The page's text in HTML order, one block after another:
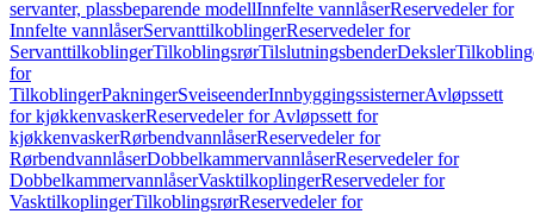
servanter, plassbeparende modellInnfelte vannlåserReservedeler for
Innfelte vannlåserServanttilkoblingerReservedeler for
ServanttilkoblingerTilkoblingsrørTilslutningsbenderDeksler
for
TilkoblingerPakningerSveiseenderInnbyggingssisternerAvløpssett
for kjøkkenvaskerReservedeler for Avløpssett for
kjøkkenvaskerRørbendvannlåserReservedeler for
RørbendvannlåserDobbelkammervannlåserReservedeler for
DobbelkammervannlåserVasktilkoplingerReservedeler for
VasktilkoplingerTilkoblingsrørReservedeler for